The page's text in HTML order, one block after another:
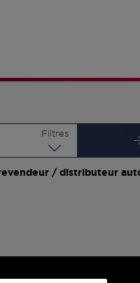
Filtres
/ distributeur